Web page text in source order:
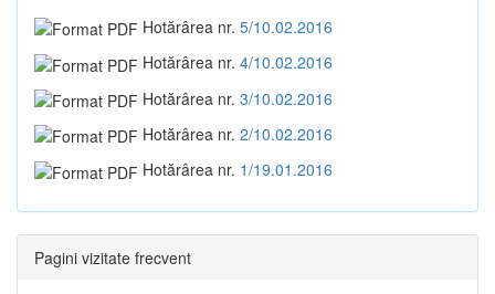
Hotărârea nr. 5/10.02.2016
Hotărârea nr. 4/10.02.2016
Hotărârea nr. 3/10.02.2016
Hotărârea nr. 2/10.02.2016
Hotărârea nr. 1/19.01.2016
Pagini vizitate frecvent